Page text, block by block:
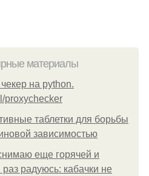
материалы
на python.
proxychecker
таблетки для борьбы
зависимостью
еще горячей и
радуюсь: кабачки не